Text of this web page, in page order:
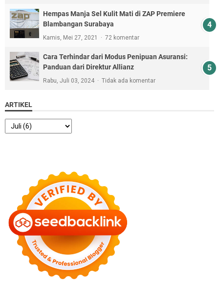
Hempas Manja Sel Kulit Mati di ZAP Premiere
Blambangan Surabaya
Kamis, Mei 27, 2021 72 komentar
Cara Terhindar dari Modus Penipuan Asuransi:
Panduan dari Direktur Allianz
Rabu, Juli 03, 2024 Tidak ada komentar
ARTIKEL